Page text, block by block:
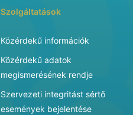
Szolgáltatások
Közérdekű információk
Közérdekű adatok
megismerésének rendje
Szervezeti integritást sértő
események bejelentése